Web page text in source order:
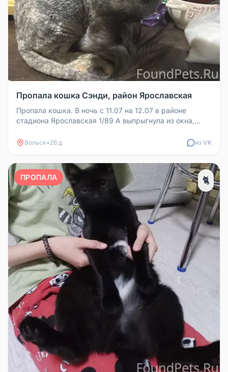
Пропала кошка Сэнди, район Ярославская
Пропала кошка. В ночь с 11.07 на 12.07 в районе
стадиона Ярославская 1/89 А выпрыгнула из окна,
Вольск• 26 д из VK
ПРОПАЛА 🐈